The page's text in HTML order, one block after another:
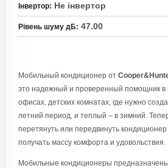
Інвертор: Не інвертор
Рівень шуму дБ: 47.00
Мобильный кондиционер от
это надежный и проверенный помощник в
офисах, детских комнатах, где нужно
летний период, и теплый – в зимний.
перетянуть или передвинуть
получать массу комфорта и удовольствия.
Мобильные кондиционеры предназначены